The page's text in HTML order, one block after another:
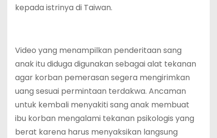
kepada istrinya di Taiwan.
Video yang menampilkan penderitaan sang
anak itu diduga digunakan sebagai alat tekanan
agar korban pemerasan segera mengirimkan
uang sesuai permintaan terdakwa. Ancaman
untuk kembali menyakiti sang anak membuat
ibu korban mengalami tekanan psikologis yang
berat karena harus menyaksikan langsung